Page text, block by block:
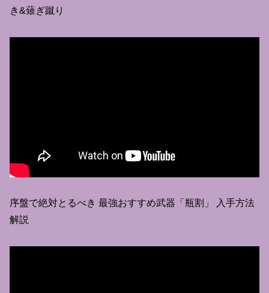
き&薙ぎ蹴り
序盤で絶対とるべき 最強おすすめ武器「瓶割」 入手方法
解説